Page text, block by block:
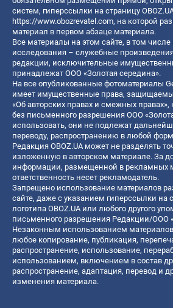
систем, гиперссылки на страницу
https://www.obozrevatel.com, на которой
материал в первом абзаце материала.
Все материалы на этом сайте, в том числе
исследования – служебные
редакции, исключительные
принадлежат ООО «Золотая середина».
На все опубликованные фотоматериалы
имеет имущественные права,
«Об авторских правах и смежных правах»,
без письменного разрешения ООО
использовать, они не подлежат
переводу, распространению в любой
Редакция OBOZ.UA может не разделять
изложенную в авторском материале. За
информации, размещенной в рекламных
ответственность несет рекламодатель.
Запрещено использование материалов
сайте, даже с указанием гиперссылки на
логотипа OBOZ.UA или любого другого
письменного разрешения Редакции/ООО
Незаконным использованием материалов
любое копирование, публикация,
распространение, использование,
использованием, включением в состав
распространение, адаптация, перевод и
изменения материала.